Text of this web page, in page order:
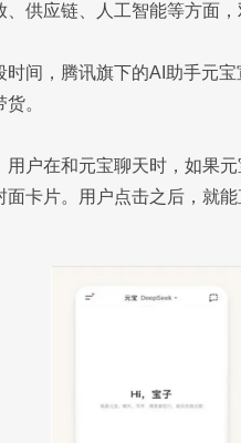
、供应链、人工智能等方面
时间，腾讯旗下的AI助手元
。
用户在和元宝聊天时，如果
面卡片。用户点击之后，就